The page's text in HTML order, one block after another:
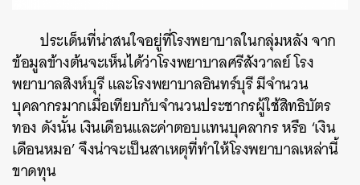
ประเด็นที่น่าสนใจอยู่ที่โรงพยาบาลในกลุ่มหลัง จาก
ข้อมูลข้างต้นจะเห็นได้ว่าโรงพยาบาลศรีสังวาลย์ โรง
พยาบาลสิงห์บุรี และโรงพยาบาลอินทร์บุรี มีจำนวน
บุคลากรมากเมื่อเทียบกับจำนวนประชากรผู้ใช้สิทธิบัตร
ทอง ดังนั้น เงินเดือนและค่าตอบแทนบุคลากร หรือ ‘เงิน
เดือนหมอ’ จึงน่าจะเป็นสาเหตุที่ทำให้โรงพยาบาลเหล่านี้
ขาดทุน